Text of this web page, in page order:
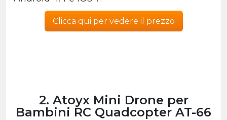
Clicca qui per vedere il prezzo
2. Atoyx Mini Drone per
Bambini RC Quadcopter AT-66